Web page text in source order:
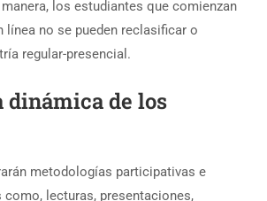
los estudiantes que comienzan
línea no se pueden reclasificar o
regular-presencial.
dinámica de los
metodologías participativas e
como, lecturas, presentaciones,